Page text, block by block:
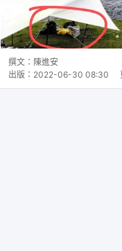
撰文： 陳進安
出版： 2022-06-30 08:30